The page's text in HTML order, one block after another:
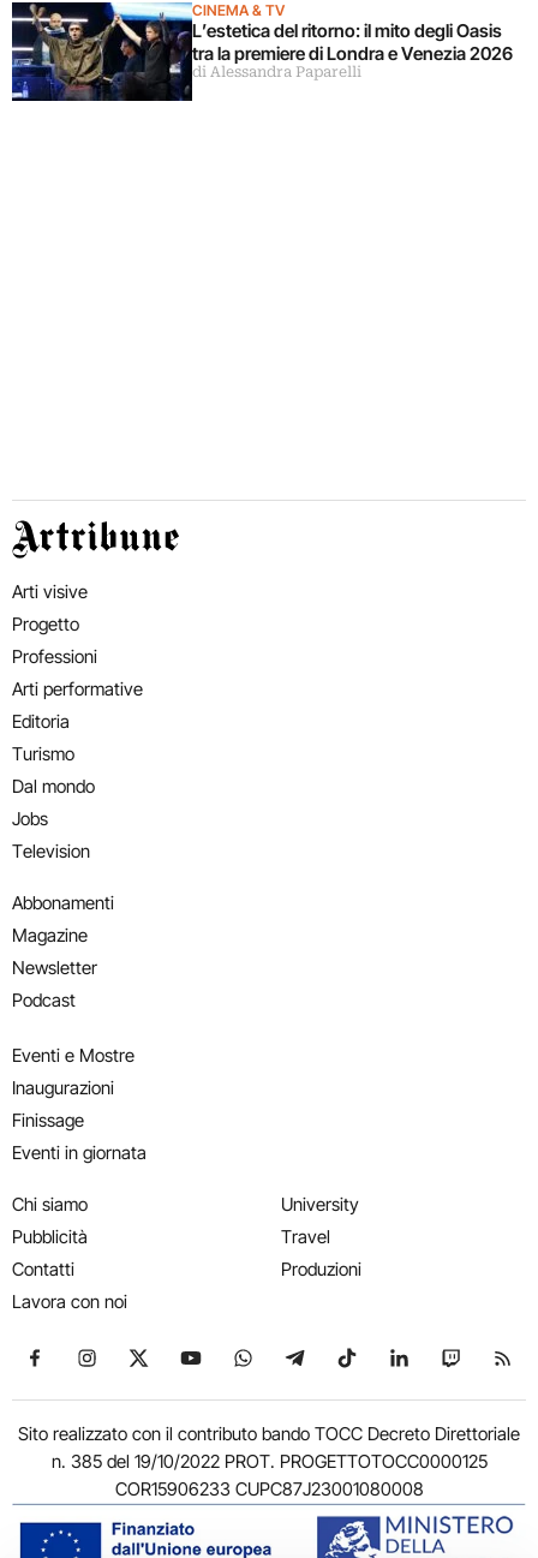
CINEMA & TV
L’estetica del ritorno: il mito degli Oasis
tra la premiere di Londra e Venezia 2026
di Alessandra Paparelli
Artribune
Arti visive
Progetto
Professioni
Arti performative
Editoria
Turismo
Dal mondo
Jobs
Television
Abbonamenti
Magazine
Newsletter
Podcast
Eventi e Mostre
Inaugurazioni
Finissage
Eventi in giornata
Chi siamo
Pubblicità
Contatti
Lavora con noi
University
Travel
Produzioni
Seguici su Facebook
Seguici su Instagram
Seguici su X
Seguici su YouTube
Seguici su WhatsApp
Seguici su Telegram
Seguici su TikTok
Seguici su
Seguici
Sito realizzato con il contributo bando TOCC Decreto Direttoriale
n. 385 del 19/10/2022 PROT. PROGETTOTOCC0000125
COR15906233 CUPC87J23001080008